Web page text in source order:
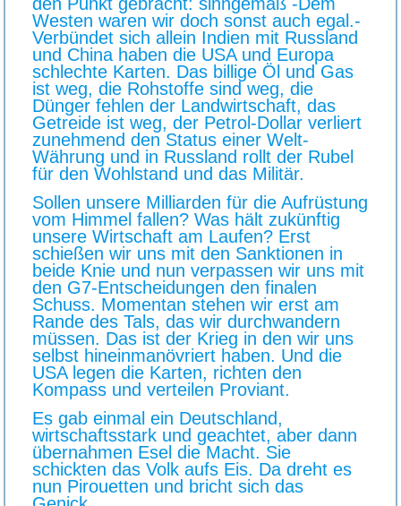
Westen waren wir doch sonst auch egal.-
Verbündet sich allein Indien mit Russland
und China haben die USA und Europa
schlechte Karten. Das billige Öl und Gas
ist weg, die Rohstoffe sind weg, die
Dünger fehlen der Landwirtschaft, das
Getreide ist weg, der Petrol-Dollar verliert
zunehmend den Status einer Welt-
Währung und in Russland rollt der Rubel
für den Wohlstand und das Militär.
Sollen unsere Milliarden für die Aufrüstung
vom Himmel fallen? Was hält zukünftig
unsere Wirtschaft am Laufen? Erst
schießen wir uns mit den Sanktionen in
beide Knie und nun verpassen wir uns mit
den G7-Entscheidungen den finalen
Schuss. Momentan stehen wir erst am
Rande des Tals, das wir durchwandern
müssen. Das ist der Krieg in den wir uns
selbst hineinmanövriert haben. Und die
USA legen die Karten, richten den
Kompass und verteilen Proviant.
Es gab einmal ein Deutschland,
wirtschaftsstark und geachtet, aber dann
übernahmen Esel die Macht. Sie
schickten das Volk aufs Eis. Da dreht es
nun Pirouetten und bricht sich das